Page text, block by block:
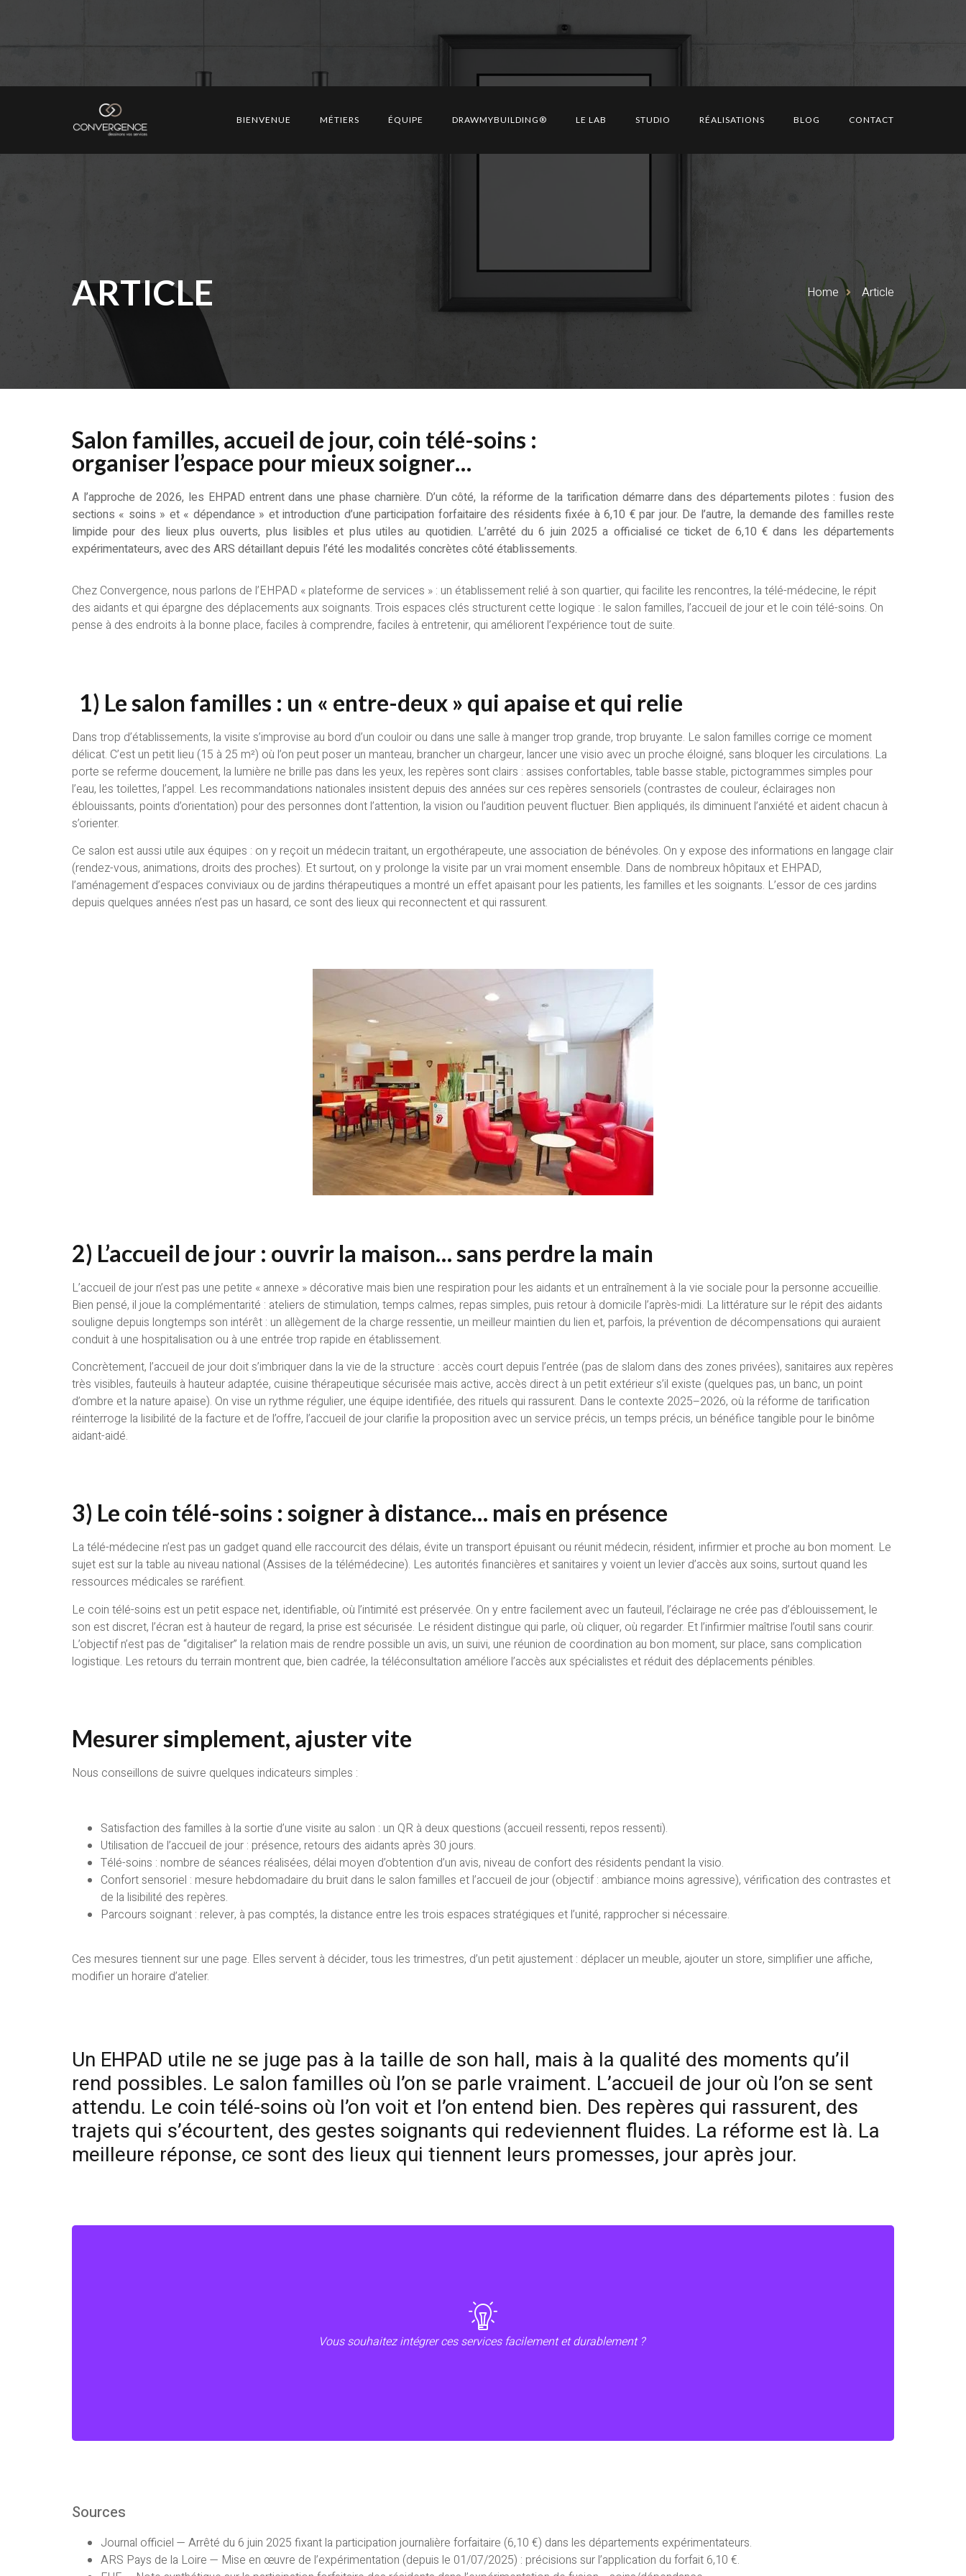
Salon familles, accueil de jour, coin télé-soins : organiser l’espace
pour mieux soigner…
BIENVENUE MÉTIERS ÉQUIPE DRAWMYBUILDING® LE LAB STUDIO RÉALISATIONS BLOG CONTACT
ARTICLE Home Article
Salon familles, accueil de jour, coin télé-soins :
organiser l’espace pour mieux soigner…
A l’approche de 2026, les EHPAD entrent dans une phase charnière. D’un côté, la réforme de la tarification démarre dans des départements pilotes : fusion des
sections « soins » et « dépendance » et introduction d’une participation forfaitaire des résidents fixée à 6,10 € par jour. De l’autre, la demande des familles reste
limpide pour des lieux plus ouverts, plus lisibles et plus utiles au quotidien. L’arrêté du 6 juin 2025 a officialisé ce ticket de 6,10 € dans les départements
expérimentateurs, avec des ARS détaillant depuis l’été les modalités concrètes côté établissements.
Chez Convergence, nous parlons de l’EHPAD « plateforme de services » : un établissement relié à son quartier, qui facilite les rencontres, la télé-médecine, le répit
des aidants et qui épargne des déplacements aux soignants. Trois espaces clés structurent cette logique : le salon familles, l’accueil de jour et le coin télé-soins. On
pense à des endroits à la bonne place, faciles à comprendre, faciles à entretenir, qui améliorent l’expérience tout de suite.
1) Le salon familles : un « entre-deux » qui apaise et qui relie
Dans trop d’établissements, la visite s’improvise au bord d’un couloir ou dans une salle à manger trop grande, trop bruyante. Le salon familles corrige ce moment
délicat. C’est un petit lieu (15 à 25 m²) où l’on peut poser un manteau, brancher un chargeur, lancer une visio avec un proche éloigné, sans bloquer les circulations. La
porte se referme doucement, la lumière ne brille pas dans les yeux, les repères sont clairs : assises confortables, table basse stable, pictogrammes simples pour
l’eau, les toilettes, l’appel. Les recommandations nationales insistent depuis des années sur ces repères sensoriels (contrastes de couleur, éclairages non
éblouissants, points d’orientation) pour des personnes dont l’attention, la vision ou l’audition peuvent fluctuer. Bien appliqués, ils diminuent l’anxiété et aident chacun à
s’orienter.
Ce salon est aussi utile aux équipes : on y reçoit un médecin traitant, un ergothérapeute, une association de bénévoles. On y expose des informations en langage clair
(rendez-vous, animations, droits des proches). Et surtout, on y prolonge la visite par un vrai moment ensemble. Dans de nombreux hôpitaux et EHPAD,
l’aménagement d’espaces conviviaux ou de jardins thérapeutiques a montré un effet apaisant pour les patients, les familles et les soignants. L’essor de ces jardins
depuis quelques années n’est pas un hasard, ce sont des lieux qui reconnectent et qui rassurent.
2) L’accueil de jour : ouvrir la maison… sans perdre la main
L’accueil de jour n’est pas une petite « annexe » décorative mais bien une respiration pour les aidants et un entraînement à la vie sociale pour la personne accueillie.
Bien pensé, il joue la complémentarité : ateliers de stimulation, temps calmes, repas simples, puis retour à domicile l’après-midi. La littérature sur le répit des aidants
souligne depuis longtemps son intérêt : un allègement de la charge ressentie, un meilleur maintien du lien et, parfois, la prévention de décompensations qui auraient
conduit à une hospitalisation ou à une entrée trop rapide en établissement.
Concrètement, l’accueil de jour doit s’imbriquer dans la vie de la structure : accès court depuis l’entrée (pas de slalom dans des zones privées), sanitaires aux repères
très visibles, fauteuils à hauteur adaptée, cuisine thérapeutique sécurisée mais active, accès direct à un petit extérieur s’il existe (quelques pas, un banc, un point
d’ombre et la nature apaise). On vise un rythme régulier, une équipe identifiée, des rituels qui rassurent. Dans le contexte 2025–2026, où la réforme de tarification
réinterroge la lisibilité de la facture et de l’offre, l’accueil de jour clarifie la proposition avec un service précis, un temps précis, un bénéfice tangible pour le binôme
aidant-aidé.
3) Le coin télé-soins : soigner à distance… mais en présence
La télé-médecine n’est pas un gadget quand elle raccourcit des délais, évite un transport épuisant ou réunit médecin, résident, infirmier et proche au bon moment. Le
sujet est sur la table au niveau national (Assises de la télémédecine). Les autorités financières et sanitaires y voient un levier d’accès aux soins, surtout quand les
ressources médicales se raréfient.
Le coin télé-soins est un petit espace net, identifiable, où l’intimité est préservée. On y entre facilement avec un fauteuil, l’éclairage ne crée pas d’éblouissement, le
son est discret, l’écran est à hauteur de regard, la prise est sécurisée. Le résident distingue qui parle, où cliquer, où regarder. Et l’infirmier maîtrise l’outil sans courir.
L’objectif n’est pas de “digitaliser” la relation mais de rendre possible un avis, un suivi, une réunion de coordination au bon moment, sur place, sans complication
logistique. Les retours du terrain montrent que, bien cadrée, la téléconsultation améliore l’accès aux spécialistes et réduit des déplacements pénibles.
Mesurer simplement, ajuster vite
Nous conseillons de suivre quelques indicateurs simples :
Satisfaction des familles à la sortie d’une visite au salon : un QR à deux questions (accueil ressenti, repos ressenti).
Utilisation de l’accueil de jour : présence, retours des aidants après 30 jours.
Télé-soins : nombre de séances réalisées, délai moyen d’obtention d’un avis, niveau de confort des résidents pendant la visio.
Confort sensoriel : mesure hebdomadaire du bruit dans le salon familles et l’accueil de jour (objectif : ambiance moins agressive), vérification des contrastes et
de la lisibilité des repères.
Parcours soignant : relever, à pas comptés, la distance entre les trois espaces stratégiques et l’unité, rapprocher si nécessaire.
Ces mesures tiennent sur une page. Elles servent à décider, tous les trimestres, d’un petit ajustement : déplacer un meuble, ajouter un store, simplifier une affiche,
modifier un horaire d’atelier.
Un EHPAD utile ne se juge pas à la taille de son hall, mais à la qualité des moments qu’il
rend possibles. Le salon familles où l’on se parle vraiment. L’accueil de jour où l’on se sent
attendu. Le coin télé-soins où l’on voit et l’on entend bien. Des repères qui rassurent, des
trajets qui s’écourtent, des gestes soignants qui redeviennent fluides. La réforme est là. La
meilleure réponse, ce sont des lieux qui tiennent leurs promesses, jour après jour.
Vous souhaitez intégrer ces services facilement et durablement ?
Convergence vous accompagne dans la conception de lieux de vie épanouissants, sensoriels et inclusifs.
Sources
Journal officiel — Arrêté du 6 juin 2025 fixant la participation journalière forfaitaire (6,10 €) dans les départements expérimentateurs.
ARS Pays de la Loire — Mise en œuvre de l’expérimentation (depuis le 01/07/2025) : précisions sur l’application du forfait 6,10 €.